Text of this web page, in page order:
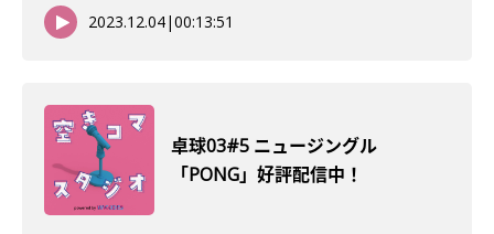
2023.12.04|00:13:51
卓球03#5 ニュージングル
「PONG」好評配信中！